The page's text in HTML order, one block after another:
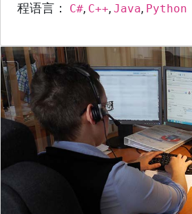
程语言：
C#, C++, Java, Python